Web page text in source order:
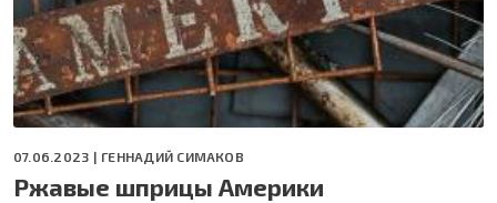
07.06.2023 | ГЕННАДИЙ СИМАКОВ
Ржавые шприцы Америки